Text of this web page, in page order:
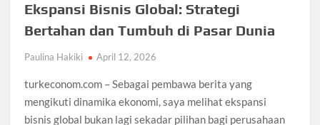
Ekspansi Bisnis Global: Strategi
Bertahan dan Tumbuh di Pasar Dunia
Paulina Hakiki April 12, 2026
turkeconom.com – Sebagai pembawa berita yang
mengikuti dinamika ekonomi, saya melihat ekspansi
bisnis global bukan lagi sekadar pilihan bagi perusahaan